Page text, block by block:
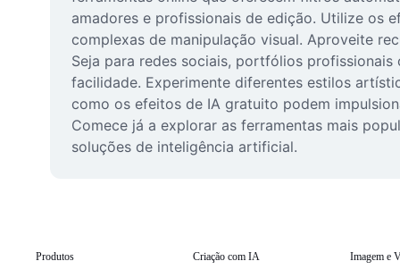
amadores e profissionais de edição. Utilize os
complexas de manipulação visual. Aproveite
Seja para redes sociais, portfólios
facilidade. Experimente diferentes estilos
como os efeitos de IA gratuito podem
Comece já a explorar as ferramentas mais
soluções de inteligência artificial.
Produtos Criação com IA Imagem e